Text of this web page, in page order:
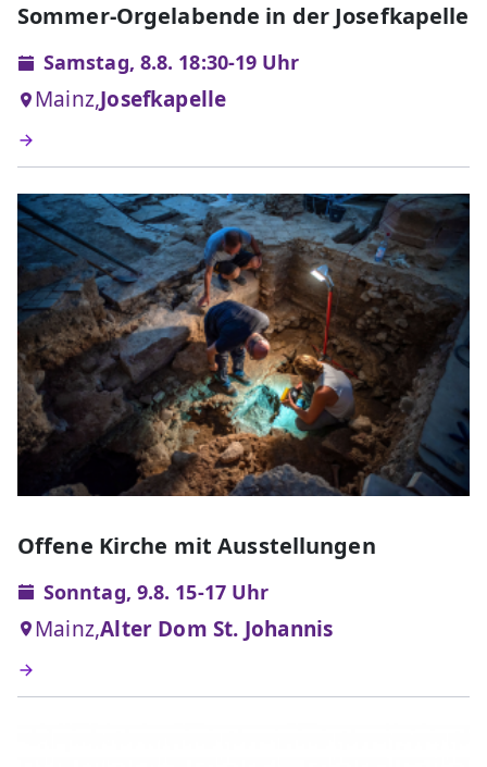
Sommer-Orgelabende in der Josefkapelle
Samstag, 8.8. 18:30-19 Uhr
Mainz,Josefkapelle
Offene Kirche mit Ausstellungen
Sonntag, 9.8. 15-17 Uhr
Mainz,Alter Dom St. Johannis